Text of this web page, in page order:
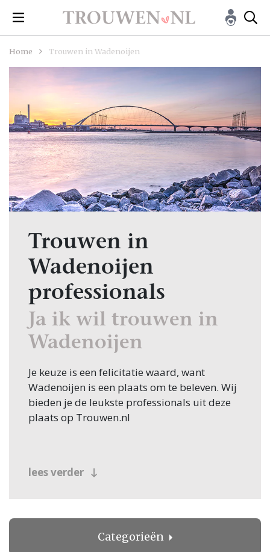
Home Trouwen in Wadenoijen
Trouwen in
Wadenoijen
professionals
Ja ik wil trouwen in
Wadenoijen
Je keuze is een felicitatie waard, want
Wadenoijen is een plaats om te beleven. Wij
bieden je de leukste professionals uit deze
plaats op Trouwen.nl
lees verder
Categorieën